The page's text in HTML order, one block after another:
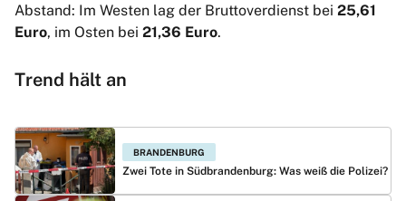
Abstand: Im Westen lag der Bruttoverdienst bei 25,61
Euro, im Osten bei 21,36 Euro.
Trend hält an
BRANDENBURG
Zwei Tote in Südbrandenburg: Was weiß die Polizei?